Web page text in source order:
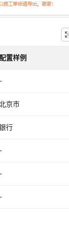
置样例
京市
行